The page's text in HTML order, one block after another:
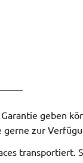
geben
zur
transportiert.